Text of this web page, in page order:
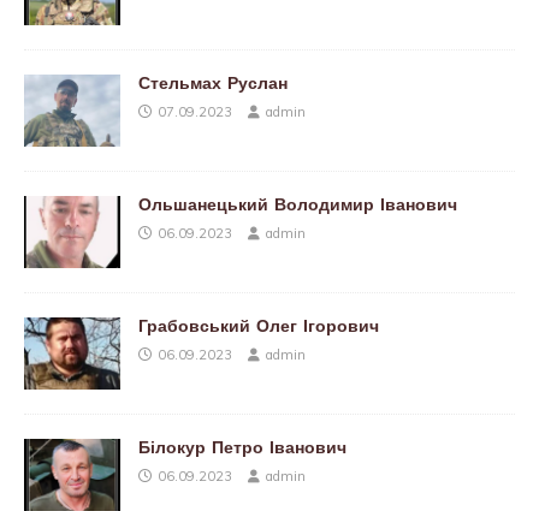
Стельмах Руслан
07.09.2023 admin
Ольшанецький Володимир Іванович
06.09.2023 admin
Грабовський Олег Ігорович
06.09.2023 admin
Білокур Петро Іванович
06.09.2023 admin